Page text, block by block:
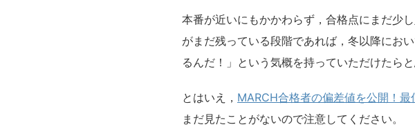
本番が近いにもかかわらず，合格点にまだ少
がまだ残っている段階であれば，冬以降にお
るんだ！」という気概を持っていただけたらと
とはいえ， MARCH合格者の偏差値を公開！最
まだ見たことがないので注意してください。